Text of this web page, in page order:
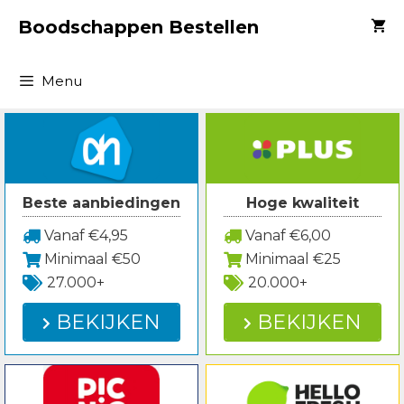
naarBoodschappen Bestellen
Menu
Beste aanbiedingen
Vanaf €4,95
Minimaal €50
27.000+
BEKIJKEN
Hoge kwaliteit
Vanaf €6,00
Minimaal €25
20.000+
BEKIJKEN